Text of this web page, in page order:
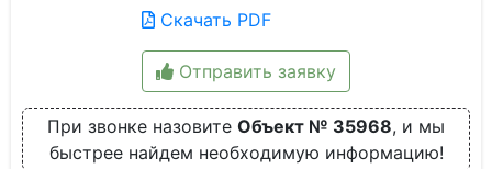
Скачать PDF
Отправить заявку
При звонке назовите Объект № 35968, и мы
быстрее найдем необходимую информацию!